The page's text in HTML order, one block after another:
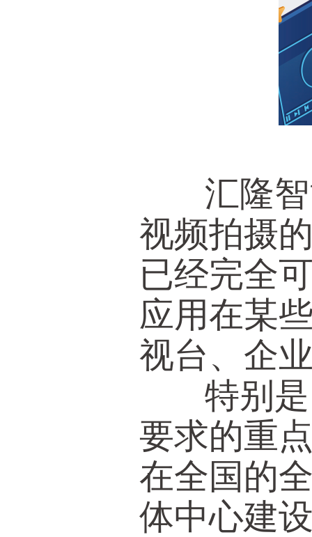
汇隆智
视频拍摄
已经完全
应用在某
视台、企
特别是
要求的重
在全国的
体中心建